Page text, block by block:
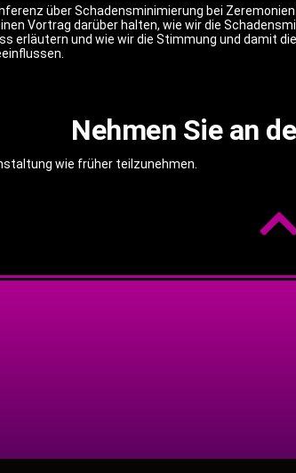
über Schadensminimierung bei
Vortrag darüber halten, wie wir die
erläutern und wie wir die Stimmung und damit
Nehmen Sie an
wie früher teilzunehmen.